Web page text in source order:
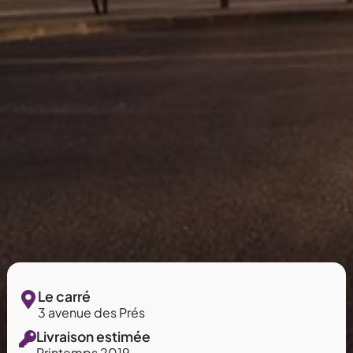
Le carré
3 avenue des Prés
Livraison estimée